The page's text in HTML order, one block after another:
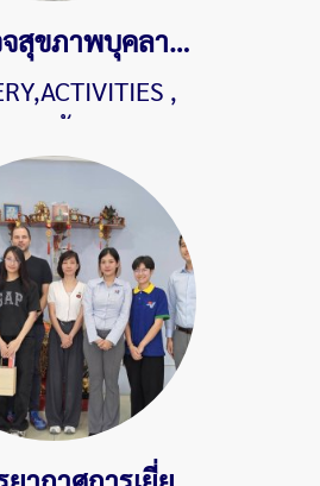
การตรวจสุขภาพบุคลากรประจำปี 2568
,
449 ผู้ชม